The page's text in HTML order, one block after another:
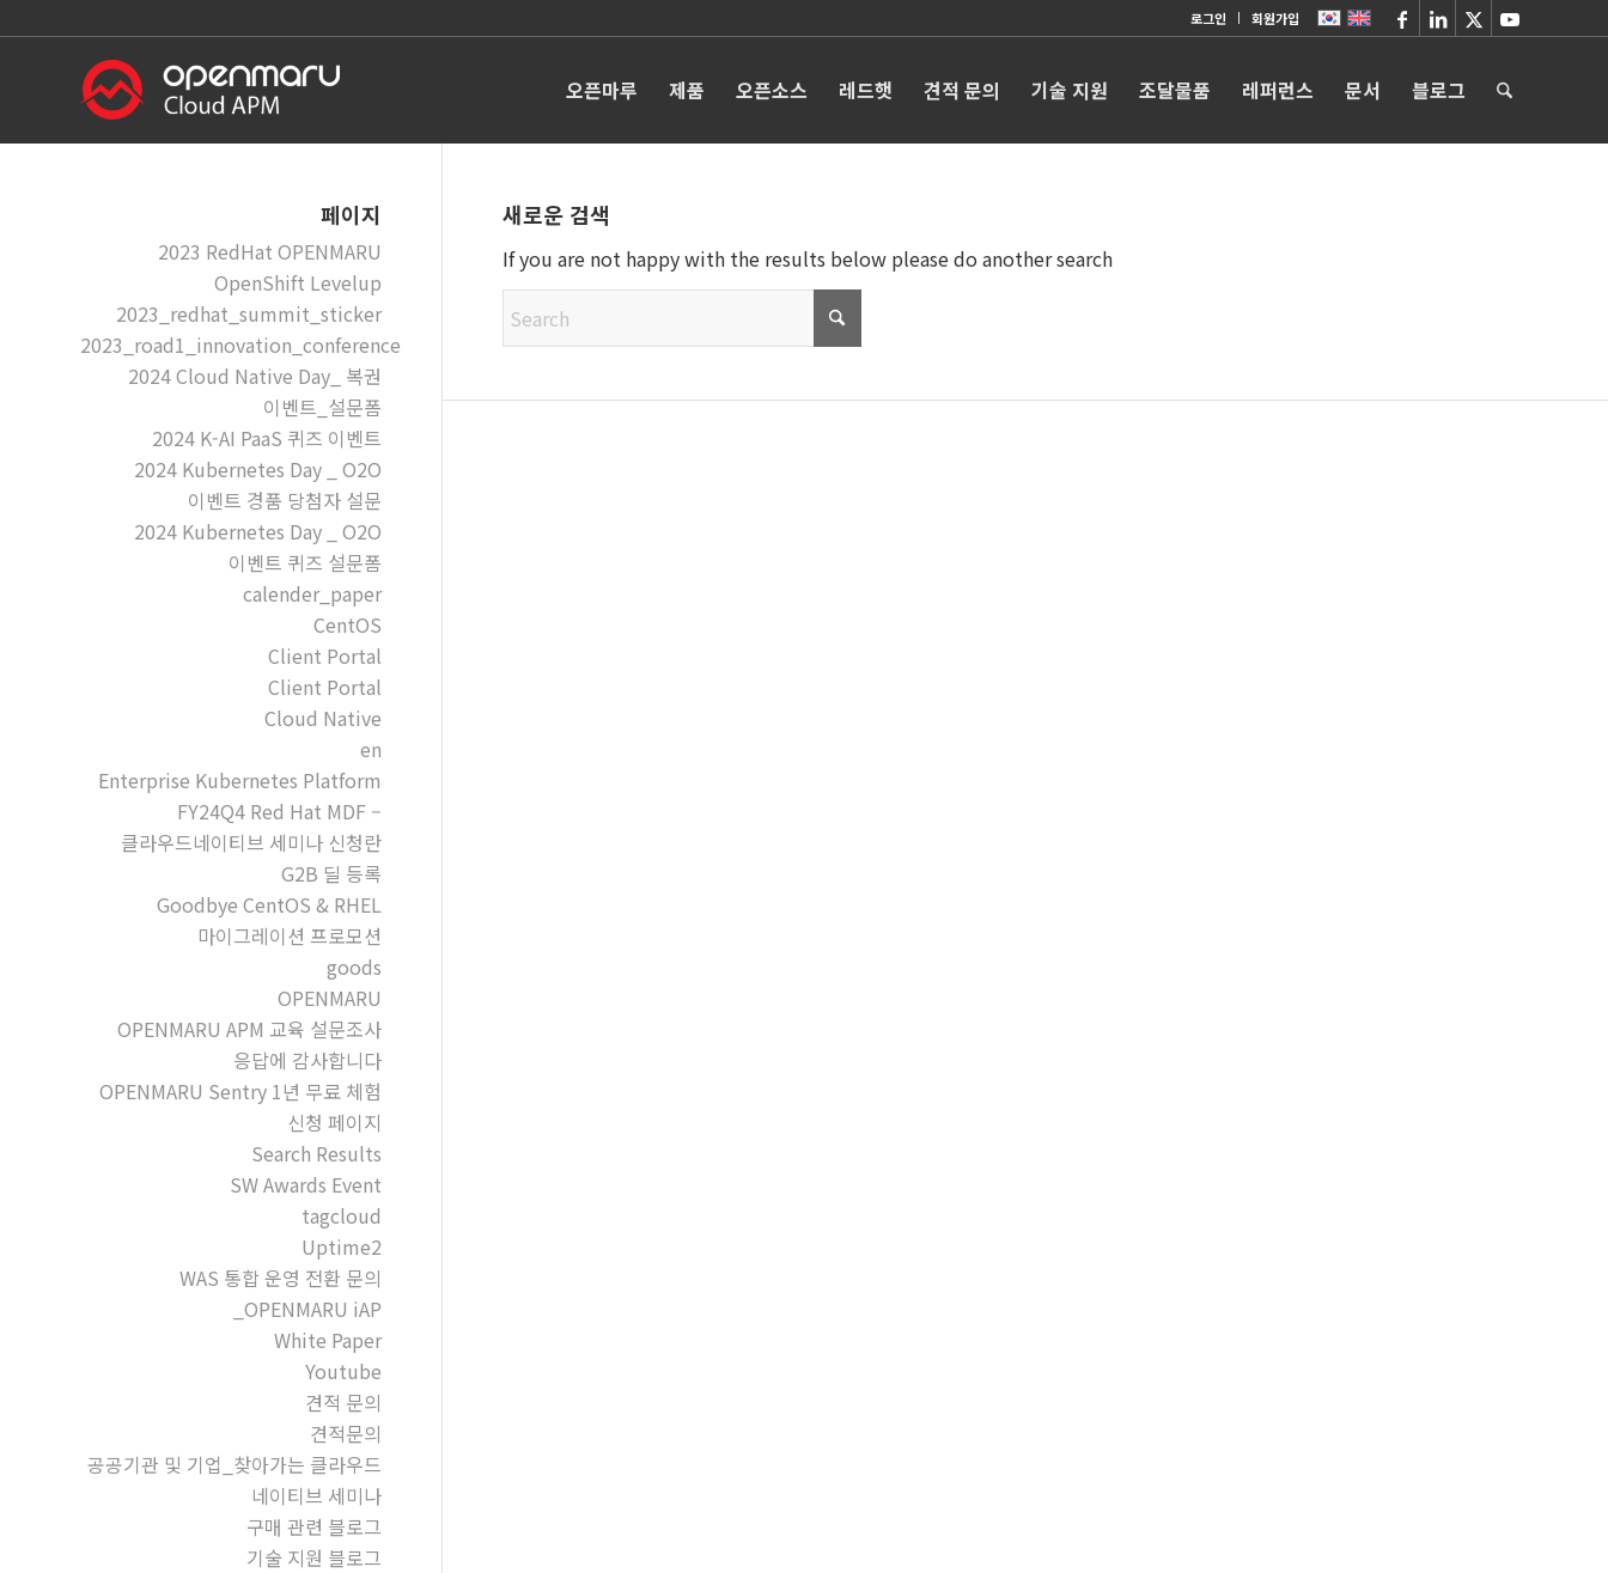
로그인 회원가입
오픈마루 제품 오픈소스 레드햇 견적 문의 기술 지원 조달물품 레퍼런스 문서 블로그
새로운 검색
If you are not happy with the results below please do another search
페이지
2023 RedHat OPENMARU
OpenShift Levelup
2023_redhat_summit_sticker
2023_road1_innovation_conference
2024 Cloud Native Day_ 복권
이벤트_설문폼
2024 K-AI PaaS 퀴즈 이벤트
2024 Kubernetes Day _ O2O
이벤트 경품 당첨자 설문
2024 Kubernetes Day _ O2O
이벤트 퀴즈 설문폼
calender_paper
CentOS
Client Portal
Client Portal
Cloud Native
en
Enterprise Kubernetes Platform
FY24Q4 Red Hat MDF –
클라우드네이티브 세미나 신청란
G2B 딜 등록
Goodbye CentOS & RHEL
마이그레이션 프로모션
goods
OPENMARU
OPENMARU APM 교육 설문조사
응답에 감사합니다
OPENMARU Sentry 1년 무료 체험
신청 페이지
Search Results
SW Awards Event
tagcloud
Uptime2
WAS 통합 운영 전환 문의
_OPENMARU iAP
White Paper
Youtube
견적 문의
견적문의
공공기관 및 기업_찾아가는 클라우드
네이티브 세미나
구매 관련 블로그
기술 지원 블로그